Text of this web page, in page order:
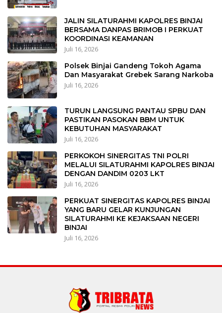
JALIN SILATURAHMI KAPOLRES BINJAI
BERSAMA DANPAS BRIMOB I PERKUAT
KOORDINASI KEAMANAN
Juli 16, 2026
Polsek Binjai Gandeng Tokoh Agama
Dan Masyarakat Grebek Sarang Narkoba
Juli 16, 2026
TURUN LANGSUNG PANTAU SPBU DAN
PASTIKAN PASOKAN BBM UNTUK
KEBUTUHAN MASYARAKAT
Juli 16, 2026
PERKOKOH SINERGITAS TNI POLRI
MELALUI SILATURAHMI KAPOLRES BINJAI
DENGAN DANDIM 0203 LKT
Juli 16, 2026
PERKUAT SINERGITAS KAPOLRES BINJAI
YANG BARU GELAR KUNJUNGAN
SILATURAHMI KE KEJAKSAAN NEGERI
BINJAI
Juli 16, 2026